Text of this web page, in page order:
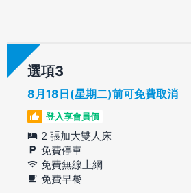
選項
8月18日(星期二)前可免費取消
登入享會員價
2 張加大雙人床
免費停車
免費無線上網
免費早餐